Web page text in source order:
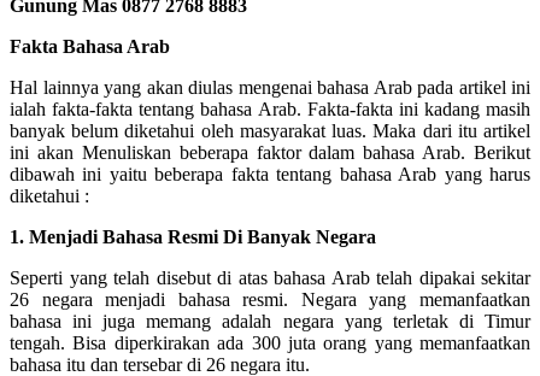
Gunung Mas 0877 2768 8883
Fakta Bahasa Arab
Hal lainnya yang akan diulas mengenai bahasa Arab pada artikel ini
ialah fakta-fakta tentang bahasa Arab. Fakta-fakta ini kadang masih
banyak belum diketahui oleh masyarakat luas. Maka dari itu artikel
ini akan Menuliskan beberapa faktor dalam bahasa Arab. Berikut
dibawah ini yaitu beberapa fakta tentang bahasa Arab yang harus
diketahui :
1. Menjadi Bahasa Resmi Di Banyak Negara
Seperti yang telah disebut di atas bahasa Arab telah dipakai sekitar
26 negara menjadi bahasa resmi. Negara yang memanfaatkan
bahasa ini juga memang adalah negara yang terletak di Timur
tengah. Bisa diperkirakan ada 300 juta orang yang memanfaatkan
bahasa itu dan tersebar di 26 negara itu.